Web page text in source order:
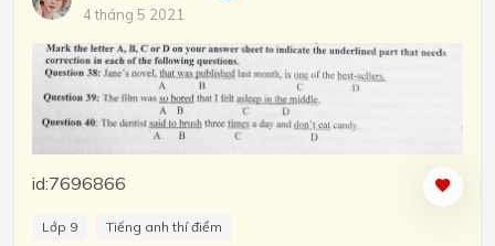
4 tháng 5 2021
id:7696866
Lớp 9 Tiếng anh thí điểm